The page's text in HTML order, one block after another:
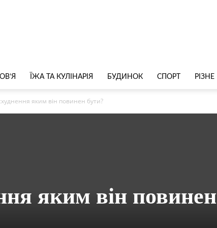
ЇЖА ТА КУЛІНАРІЯ БУДИНОК СПОРТ РІЗНЕ
яким він повинен бути?
яким він повинен